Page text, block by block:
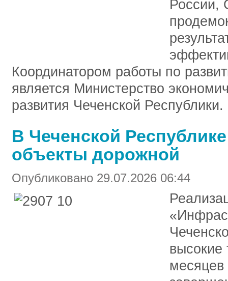
России,
Координатором работы по
является Министерство
развития Чеченской
В Чеченской
объекты дорожной
Опубликовано 29.07.2026 06:44
месяцев